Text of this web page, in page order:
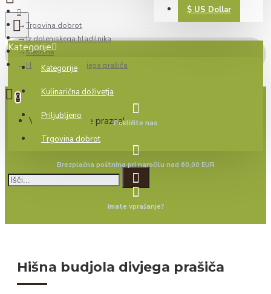
$ US Dollar
Kategorije
Kategorije
Kulinarična doživetja
Priljubljeno
Trgovina dobrot
0
Vaša košarica je prazna!
Trgovina dobrot
Iz dolenjskega hladilnika
Mesnine
Hišna budjola divjega prašiča
Pokličite nas
Brezplačna poštnina pri naročilu nad 60,00 EUR
Imate vprašanje?
Hišna budjola divjega prašiča